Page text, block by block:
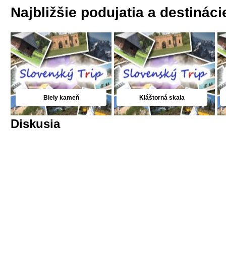
Najbližšie podujatia a
Biely kameň Kláštorná skala
Diskusia